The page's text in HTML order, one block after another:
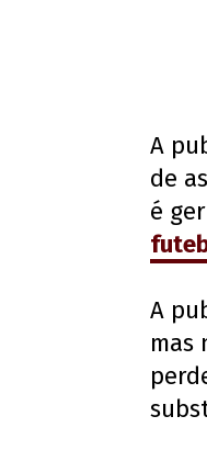
A
de
é
A
mas